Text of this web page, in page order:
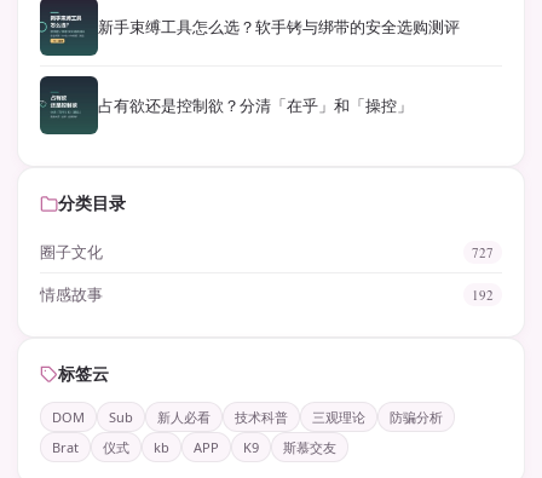
新手束缚工具怎么选？软手铐与绑带的安全选购测评
占有欲还是控制欲？分清「在乎」和「操控」
分类目录
圈子文化 727
情感故事 192
标签云
DOM Sub 新人必看 技术科普 三观理论
防骗分析
Brat
仪式 kb APP K9 斯慕交友